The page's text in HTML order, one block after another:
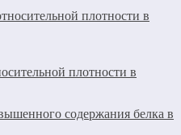
плотности в